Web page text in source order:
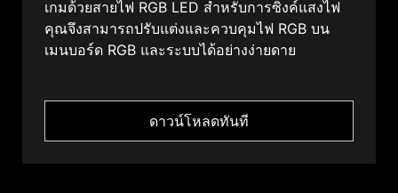
เกมด้วยสายไฟ RGB LED สำหรับการซิงค์แสงไฟ
คุณจึงสามารถปรับแต่งและควบคุมไฟ RGB บน
เมนบอร์ด RGB และระบบได้อย่างง่ายดาย
ดาวน์โหลดทันที